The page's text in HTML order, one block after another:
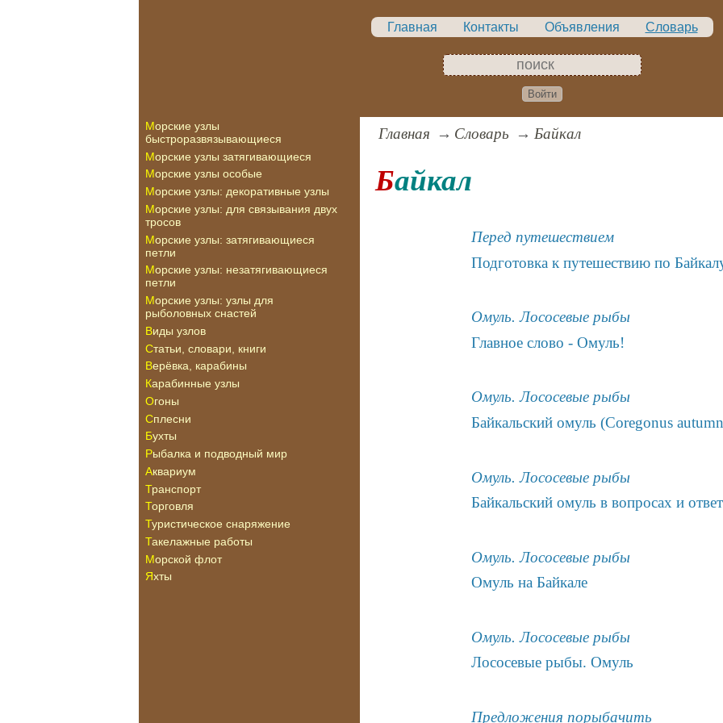
Главная Контакты Объявления Словарь
Войти
Морские узлы
быстроразвязывающиеся
Морские узлы затягивающиеся
Морские узлы особые
Морские узлы: декоративные узлы
Морские узлы: для связывания двух
тросов
Морские узлы: затягивающиеся
петли
Морские узлы: незатягивающиеся
петли
Морские узлы: узлы для
рыболовных снастей
Виды узлов
Статьи, словари, книги
Верёвка, карабины
Карабинные узлы
Огоны
Сплесни
Бухты
Рыбалка и подводный мир
Аквариум
Транспорт
Торговля
Туристическое снаряжение
Такелажные работы
Морской флот
Яхты
Главная Словарь Байкал
Байкал
Перед путешествием
Подготовка к путешествию по
Омуль. Лососевые рыбы
Главное слово - Омуль!
Омуль. Лососевые рыбы
Байкальский омуль (Coregonus
Омуль. Лососевые рыбы
Байкальский омуль в вопросах и
Омуль. Лососевые рыбы
Омуль на Байкале
Омуль. Лососевые рыбы
Лососевые рыбы. Омуль
Предложения порыбачить